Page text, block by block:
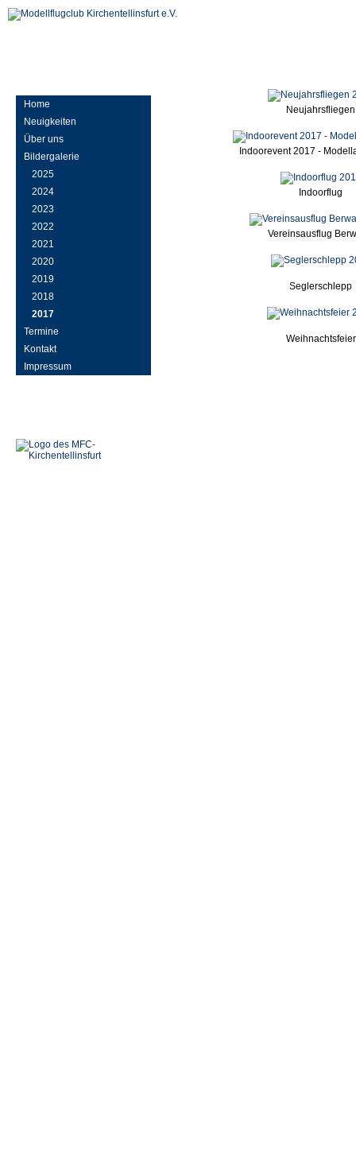
Home
Neuigkeiten
Über uns
Bildergalerie
2025
2024
2023
2022
2021
2020
2019
2018
2017
Termine
Kontakt
Impressum
Neujahrsfliegen
Indoorevent 2017 -
Indoorflug
Vereinsausflug
Seglerschlepp
Weihnachtsfeier